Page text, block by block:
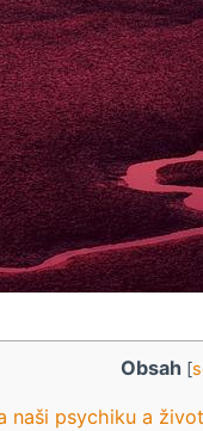
Obsah [
naši psychiku a